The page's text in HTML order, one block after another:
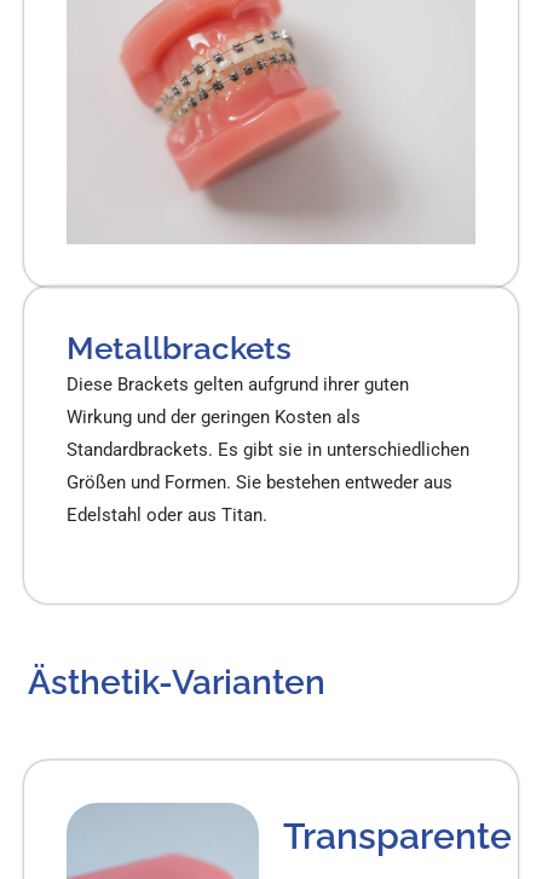
Metallbrackets
Diese Brackets gelten aufgrund ihrer guten
Wirkung und der geringen Kosten als
Standardbrackets. Es gibt sie in unterschiedlichen
Größen und Formen. Sie bestehen entweder aus
Edelstahl oder aus Titan.
Ästhetik-Varianten
Transparente